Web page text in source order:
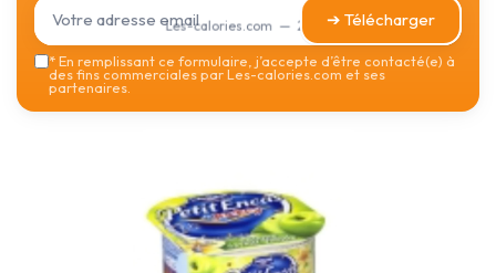
Les-calories.com — 2026➔ Télécharger
*En remplissant ce formulaire, j’accepte d’être contacté(e) à
des fins commerciales par Les-calories.com et ses
partenaires.